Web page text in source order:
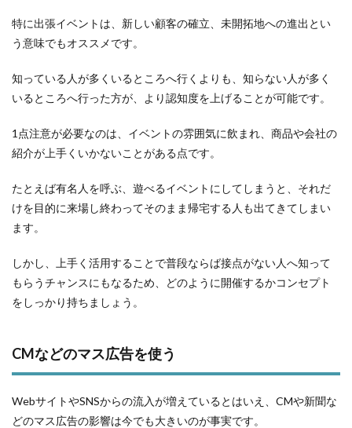
特に出張イベントは、新しい顧客の確立、未開拓地への進出とい
う意味でもオススメです。
知っている人が多くいるところへ行くよりも、知らない人が多く
いるところへ行った方が、より認知度を上げることが可能です。
1点注意が必要なのは、イベントの雰囲気に飲まれ、商品や会社の
紹介が上手くいかないことがある点です。
たとえば有名人を呼ぶ、遊べるイベントにしてしまうと、それだ
けを目的に来場し終わってそのまま帰宅する人も出てきてしまい
ます。
しかし、上手く活用することで普段ならば接点がない人へ知って
もらうチャンスにもなるため、どのように開催するかコンセプト
をしっかり持ちましょう。
CMなどのマス広告を使う
WebサイトやSNSからの流入が増えているとはいえ、CMや新聞な
どのマス広告の影響は今でも大きいのが事実です。